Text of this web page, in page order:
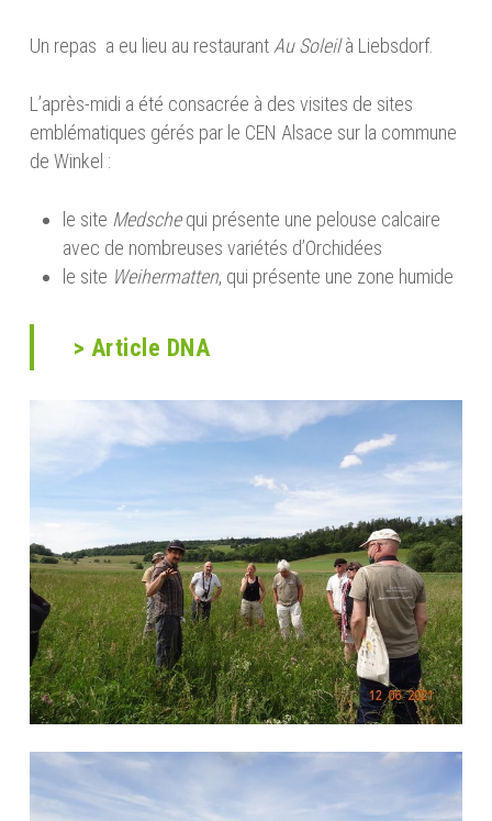
Un repas a eu lieu au restaurant Au Soleilà Liebsdorf.
L’après-midi a été consacrée à des visites de sites
emblématiques gérés par le CEN Alsace sur la commune
de Winkel :
le site Medschequi présente une pelouse calcaire
avec de nombreuses variétés d’Orchidées
le site Weihermatten, qui présente une zone humide
> Article DNA